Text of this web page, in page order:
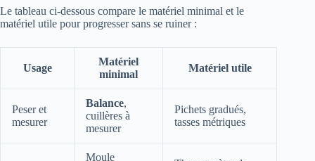
Le tableau ci-dessous compare le matériel minimal et le
matériel utile pour progresser sans se ruiner :
Usage
Matériel
minimal
Matériel utile
Peser et
mesurer
Balance,
cuillères à
mesurer
Pichets gradués,
tasses métriques
Moule